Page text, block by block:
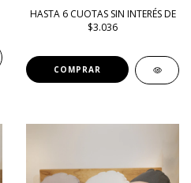
HASTA 6 CUOTAS SIN INTERÉS DE
$3.036
COMPRAR